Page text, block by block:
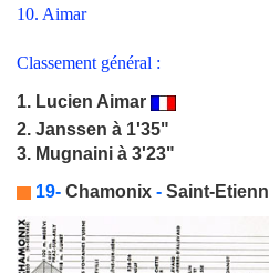
10. Aimar
Classement général :
1. Lucien Aimar
2. Janssen à 1'35"
3. Mugnaini à 3'23"
19- Chamonix - Saint-